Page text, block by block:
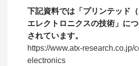
下記資料では「プリンテッド（
エレクトロニクスの技術」に
されています。
https://www.atx-research.co.jp/
electronics